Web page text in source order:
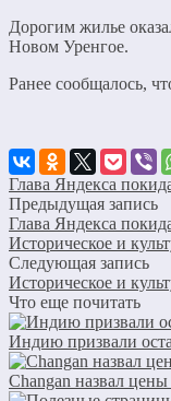
Дорогим жилье
Новом Уренгое.
Ранее сообщалось,
Глава Яндекса
Предыдущая запись
Глава Яндекса
Историческое и
Следующая запись
Историческое и
Что еще почитать
Индию призвали
Changan назвал